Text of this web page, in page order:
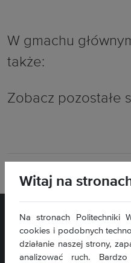
W gmachu
także:
Zobacz pozostałe
Drukuj
Witaj na
Na stronach Politechniki
cookies i podobnych
działanie naszej strony,
analizować ruch.